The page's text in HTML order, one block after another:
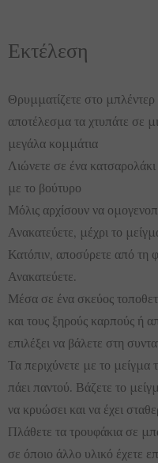
Εκτέλεση
Θρυμματίζετε στο
αποτέλεσμα τα χτυπάτε σε
μεγάλα κομμάτια
Λιώνετε σε ένα
με το βούτυρο
Μόλις αρχίσουν να
Ανακατεύετε, μέχρι το
Κατόπιν, αποσύρετε από τη
Ανακατεύετε.
Μέσα σε ένα σκεύος
και τους ξηρούς καρπούς ή
επιλέξει να βάλετε στη
Τα περιχύνετε με το μείγμα
πάει παντού. Βάζετε το
να κρυώσει και να έχει
Πλάθετε τα τρουφάκια σε
σε όποιο άλλο υλικό έχετε